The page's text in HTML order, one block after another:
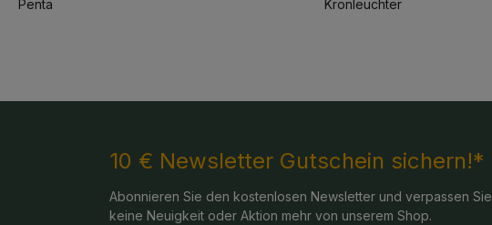
Penta
Kronleuchter
10 € Newsletter Gutschein sichern!*
Abonnieren Sie den kostenlosen Newsletter und verpassen Sie
keine Neuigkeit oder Aktion mehr von unserem Shop.